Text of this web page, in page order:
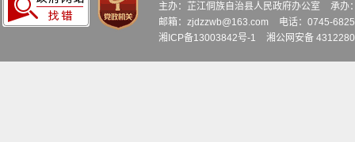
主办：芷江侗族自治县人民政府办公室
承办
邮箱：zjdzzwb@163.com
电话：0745-
湘ICP备13003842号-1
湘公网安备